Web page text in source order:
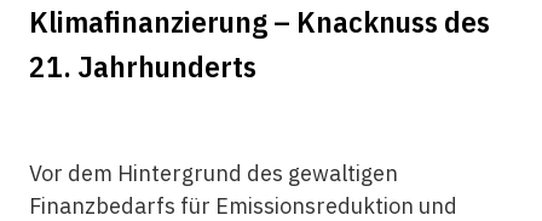
Klimafinanzierung – Knacknuss des
21. Jahrhunderts
Vor dem Hintergrund des gewaltigen
Finanzbedarfs für Emissionsreduktion und